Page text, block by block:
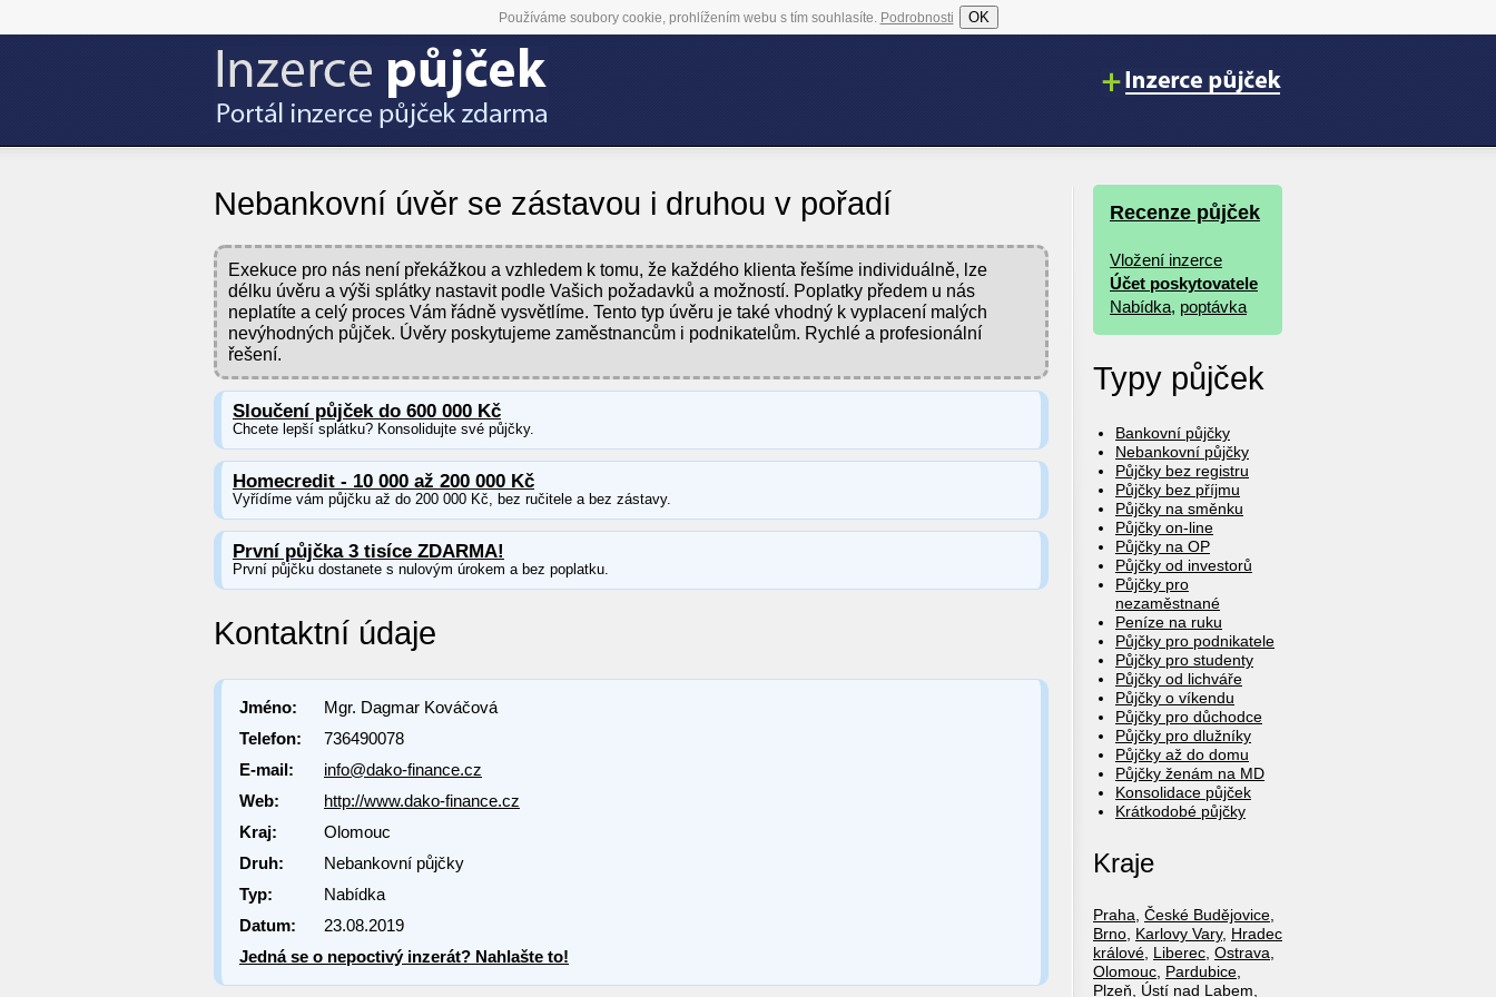
Používáme soubory cookie, prohlížením webu s tím souhlasíte. Podrobnosti OK
Nebankovní úvěr se zástavou i druhou v pořadí
Exekuce pro nás není překážkou a vzhledem k tomu, že každého klienta řešíme individuálně, lze
délku úvěru a výši splátky nastavit podle Vašich požadavků a možností. Poplatky předem u nás
neplatíte a celý proces Vám řádně vysvětlíme. Tento typ úvěru je také vhodný k vyplacení malých
nevýhodných půjček. Úvěry poskytujeme zaměstnancům i podnikatelům. Rychlé a profesionální
řešení.
Sloučení půjček do 600 000 Kč
Chcete lepší splátku? Konsolidujte své půjčky.
Homecredit - 10 000 až 200 000 Kč
Vyřídíme vám půjčku až do 200 000 Kč, bez ručitele a bez zástavy.
První půjčka 3 tisíce ZDARMA!
První půjčku dostanete s nulovým úrokem a bez poplatku.
Kontaktní údaje
Jméno:
Mgr. Dagmar Kováčová
Telefon:
736490078
E-mail:
info@dako-finance.cz
Web:
http://www.dako-finance.cz
Kraj:
Olomouc
Druh:
Nebankovní půjčky
Typ:
Nabídka
Datum:
23.08.2019
Jedná se o nepoctivý inzerát? Nahlašte to!
Recenze půjček
Vložení inzerce
Účet poskytovatele
Nabídka, poptávka
Typy půjček
Bankovní půjčky
Nebankovní půjčky
Půjčky bez registru
Půjčky bez příjmu
Půjčky na směnku
Půjčky on-line
Půjčky na OP
Půjčky od investorů
Půjčky pro
nezaměstnané
Peníze na ruku
Půjčky pro podnikatele
Půjčky pro studenty
Půjčky od lichváře
Půjčky o víkendu
Půjčky pro důchodce
Půjčky pro dlužníky
Půjčky až do domu
Půjčky ženám na MD
Konsolidace půjček
Krátkodobé půjčky
Kraje
Praha, České Budějovice,
Brno, Karlovy Vary, Hradec
králové, Liberec, Ostrava,
Olomouc, Pardubice,
Plzeň, Ústí nad Labem,